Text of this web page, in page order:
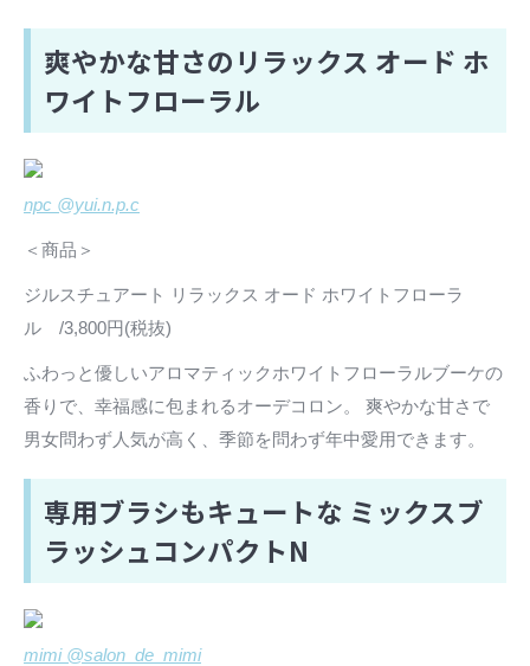
爽やかな甘さのリラックス オード ホ
ワイトフローラル
npc @yui.n.p.c
＜商品＞
ジルスチュアート リラックス オード ホワイトフローラ
ル /3,800円(税抜)
ふわっと優しいアロマティックホワイトフローラルブーケの
香りで、幸福感に包まれるオーデコロン。 爽やかな甘さで
男女問わず人気が高く、季節を問わず年中愛用できます。
専用ブラシもキュートな ミックスブ
ラッシュコンパクトN
mimi @salon_de_mimi